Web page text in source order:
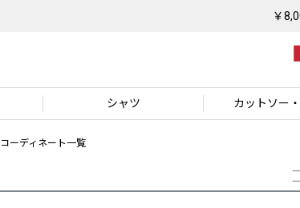
￥
シャツ カットソー
コーディネート一覧